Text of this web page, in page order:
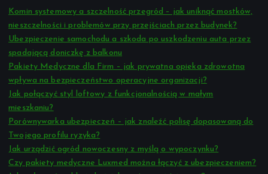
o
r
:
Komin systemowy a szczelność przegród – jak uniknąć mostków,
nieszczelności i problemów przy przejściach przez budynek?
Ubezpieczenie samochodu a szkoda po uszkodzeniu auta przez
spadającą doniczkę z balkonu
Pakiety Medyczne dla Firm – jak prywatna opieka zdrowotna
wpływa na bezpieczeństwo operacyjne organizacji?
Jak połączyć styl loftowy z funkcjonalnością w małym
mieszkaniu?
Porównywarka ubezpieczeń – jak znaleźć polisę dopasowaną do
Twojego profilu ryzyka?
Jak urządzić ogród nowoczesny z myślą o wypoczynku?
Czy pakiety medyczne Luxmed można łączyć z ubezpieczeniem?